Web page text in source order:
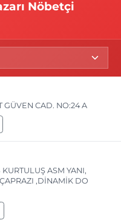
Nöbetçi
GÜVEN CAD. NO:24 A
ASM YANI,
,DİNAMİK DO